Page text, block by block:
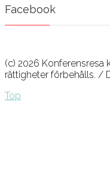
Facebook
(c) 2026 Konferensresa
rättigheter förbehålls. /
Top